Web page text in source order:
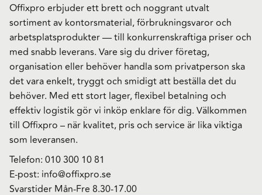
Offixpro erbjuder ett brett och noggrant utvalt
sortiment av kontorsmaterial, förbrukningsvaror och
arbetsplatsprodukter — till konkurrenskraftiga priser och
med snabb leverans. Vare sig du driver företag,
organisation eller behöver handla som privatperson ska
det vara enkelt, tryggt och smidigt att beställa det du
behöver. Med ett stort lager, flexibel betalning och
effektiv logistik gör vi inköp enklare för dig. Välkommen
till Offixpro – när kvalitet, pris och service är lika viktiga
som leveransen.
Telefon: 010 300 10 81
E-post: info@offixpro.se
Svarstider Mån-Fre 8.30-17.00